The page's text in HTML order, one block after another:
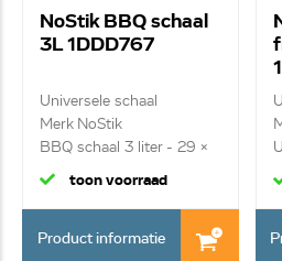
NoStik BBQ schaal
3L 1DDD767
Universele schaal
Merk NoStik
BBQ schaal 3 liter - 29 x
34...
toon voorraad
Product informatie